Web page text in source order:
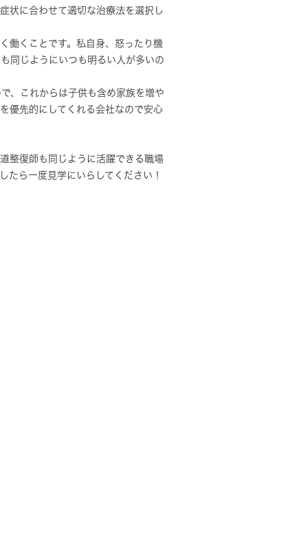
状に合わせて適切な治療法を選択し
働くことです。私自身、怒ったり機
同じようにいつも明るい人が多いの
、これからは子供も含め家族を増や
優先的にしてくれる会社なので安心
整復師も同じように活躍できる職場
たら一度見学にいらしてください！